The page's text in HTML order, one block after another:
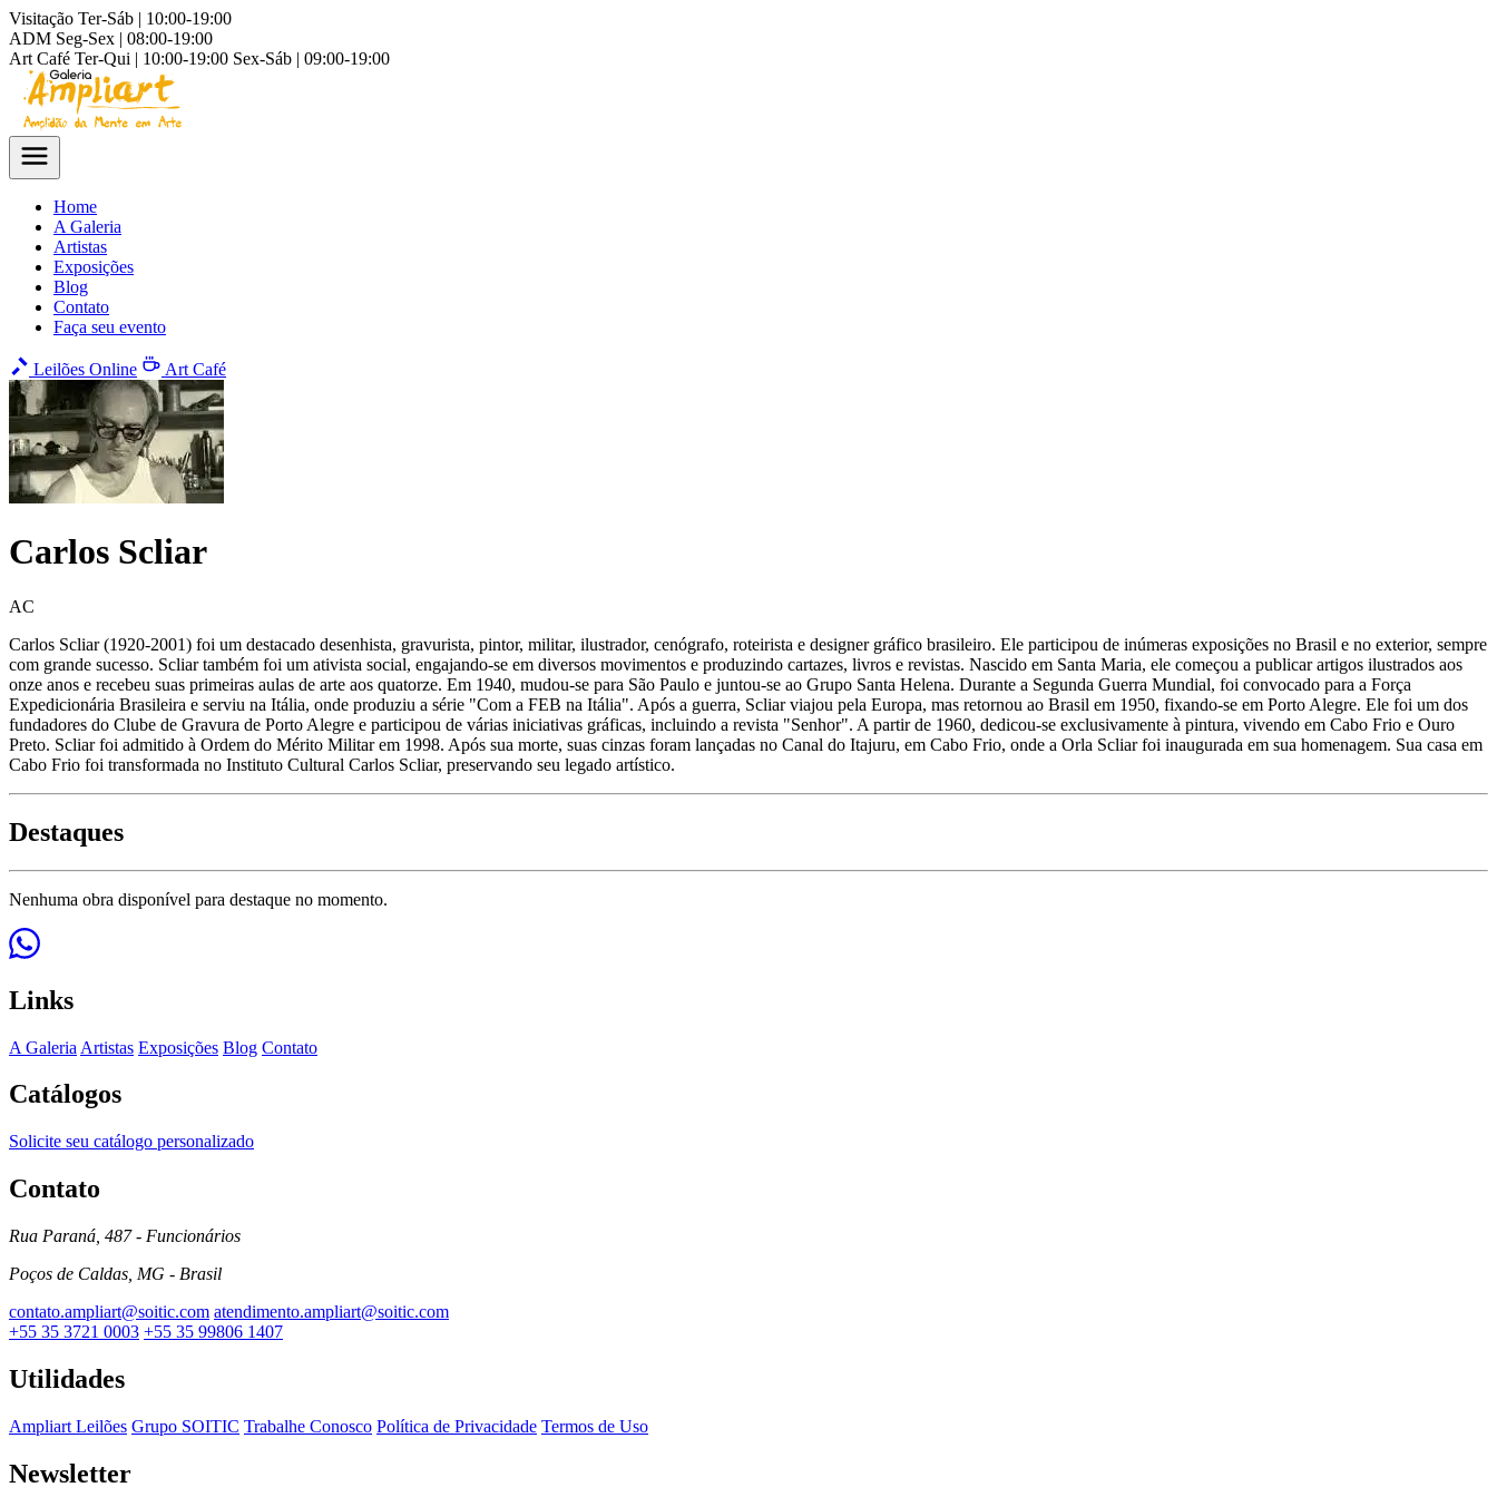
Visitação Ter-Sáb | 10:00-19:00
ADM Seg-Sex | 08:00-19:00
Art Café Ter-Qui | 10:00-19:00 Sex-Sáb | 09:00-19:00
Home
A Galeria
Artistas
Exposições
Blog
Contato
Faça seu evento
Leilões Online Art Café
Carlos Scliar
AC
Carlos Scliar (1920-2001) foi um destacado desenhista, gravurista, pintor, militar, ilustrador, cenógrafo, roteirista e designer gráfico brasileiro. Ele participou de inúmeras exposições no Brasil e no exterior, sempre
com grande sucesso. Scliar também foi um ativista social, engajando-se em diversos movimentos e produzindo cartazes, livros e revistas. Nascido em Santa Maria, ele começou a publicar artigos ilustrados aos
onze anos e recebeu suas primeiras aulas de arte aos quatorze. Em 1940, mudou-se para São Paulo e juntou-se ao Grupo Santa Helena. Durante a Segunda Guerra Mundial, foi convocado para a Força
Expedicionária Brasileira e serviu na Itália, onde produziu a série "Com a FEB na Itália". Após a guerra, Scliar viajou pela Europa, mas retornou ao Brasil em 1950, fixando-se em Porto Alegre. Ele foi um dos
fundadores do Clube de Gravura de Porto Alegre e participou de várias iniciativas gráficas, incluindo a revista "Senhor". A partir de 1960, dedicou-se exclusivamente à pintura, vivendo em Cabo Frio e Ouro
Preto. Scliar foi admitido à Ordem do Mérito Militar em 1998. Após sua morte, suas cinzas foram lançadas no Canal do Itajuru, em Cabo Frio, onde a Orla Scliar foi inaugurada em sua homenagem. Sua casa em
Cabo Frio foi transformada no Instituto Cultural Carlos Scliar, preservando seu legado artístico.
Destaques
Nenhuma obra disponível para destaque no momento.
Links
A Galeria Artistas Exposições Blog Contato
Catálogos
Solicite seu catálogo personalizado
Contato
Rua Paraná, 487 - Funcionários
Poços de Caldas, MG - Brasil
contato.ampliart@soitic.com atendimento.ampliart@soitic.com
+55 35 3721 0003 +55 35 99806 1407
Utilidades
Ampliart Leilões Grupo SOITIC Trabalhe Conosco Política de Privacidade Termos de Uso
Newsletter